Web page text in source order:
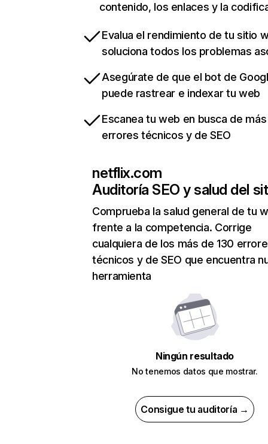
contenido, los enlaces y la
Evalua el rendimiento de tu sitio
soluciona todos los problemas
Asegúrate de que el bot de
puede rastrear e indexar tu web
Escanea tu web en busca de
errores técnicos y de SEO
netflix.com
Auditoría SEO y salud del
Comprueba la salud general de tu
frente a la competencia. Corrige
cualquiera de los más de 130
técnicos y de SEO que encuentra
herramienta
Ningún resultado
No tenemos datos que mostrar.
Consigue tu auditoría →